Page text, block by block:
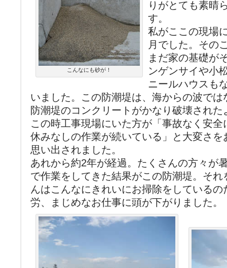
こんなにも砂が！
りがとても素晴
す。
私がここの現場
月でした。その
まだ家の基礎が
ンゲンサイや小
ニールハウスも
いました。この防潮堤は、海からの波で
防潮堤のコンクリートがかなり破壊され
この時工事現場にいた方が「事故なく安
休みなしの作業が続いている」と大変さ
思い出されました。
あれから約2年が経過。たくさんの方々が
で作業をしてきた結果がこの防潮堤。そ
んはこんなにきれいにお掃除をしている
労、まじめなお仕事に頭が下がりました。